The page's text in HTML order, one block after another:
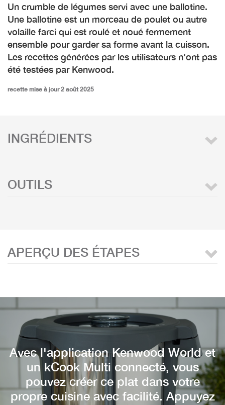
Un crumble de légumes servi avec une ballotine.
Une ballotine est un morceau de poulet ou autre
volaille farci qui est roulé et noué fermement
ensemble pour garder sa forme avant la cuisson.
Les recettes générées par les utilisateurs n'ont pas
été testées par Kenwood.
recette mise à jour 2 août 2025
INGRÉDIENTS
OUTILS
APERÇU DES ÉTAPES
Avec l'application Kenwood World et
un kCook Multi connecté, vous
pouvez créer ce plat dans votre
propre cuisine avec facilité. Appuyez